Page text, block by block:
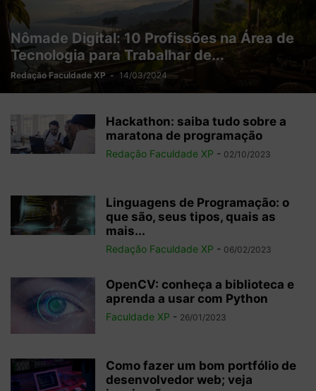
Nômade Digital: 10 Profissões na Área de
Tecnologia para Trabalhar de...
Redação Faculdade XP - 14/03/2024
Hackathon: saiba tudo sobre a
maratona de programação
Redação Faculdade XP - 02/10/2023
Linguagens de Programação: o
que são, seus tipos, quais as
mais...
Redação Faculdade XP - 06/02/2023
OpenCV: conheça a biblioteca e
aprenda a usar com Python
Faculdade XP - 26/01/2023
Como fazer um bom portfólio de
desenvolvedor web; veja